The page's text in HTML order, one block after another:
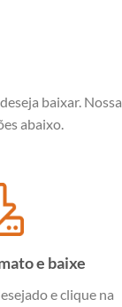
baixar. Nossa
abaixo.
e baixe
e clique na